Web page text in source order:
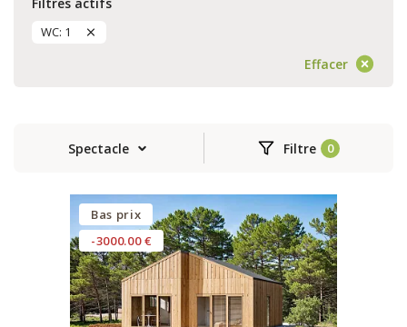
WC: 1
Effacer
Spectacle Filtre
Bas prix
-3000.00 €